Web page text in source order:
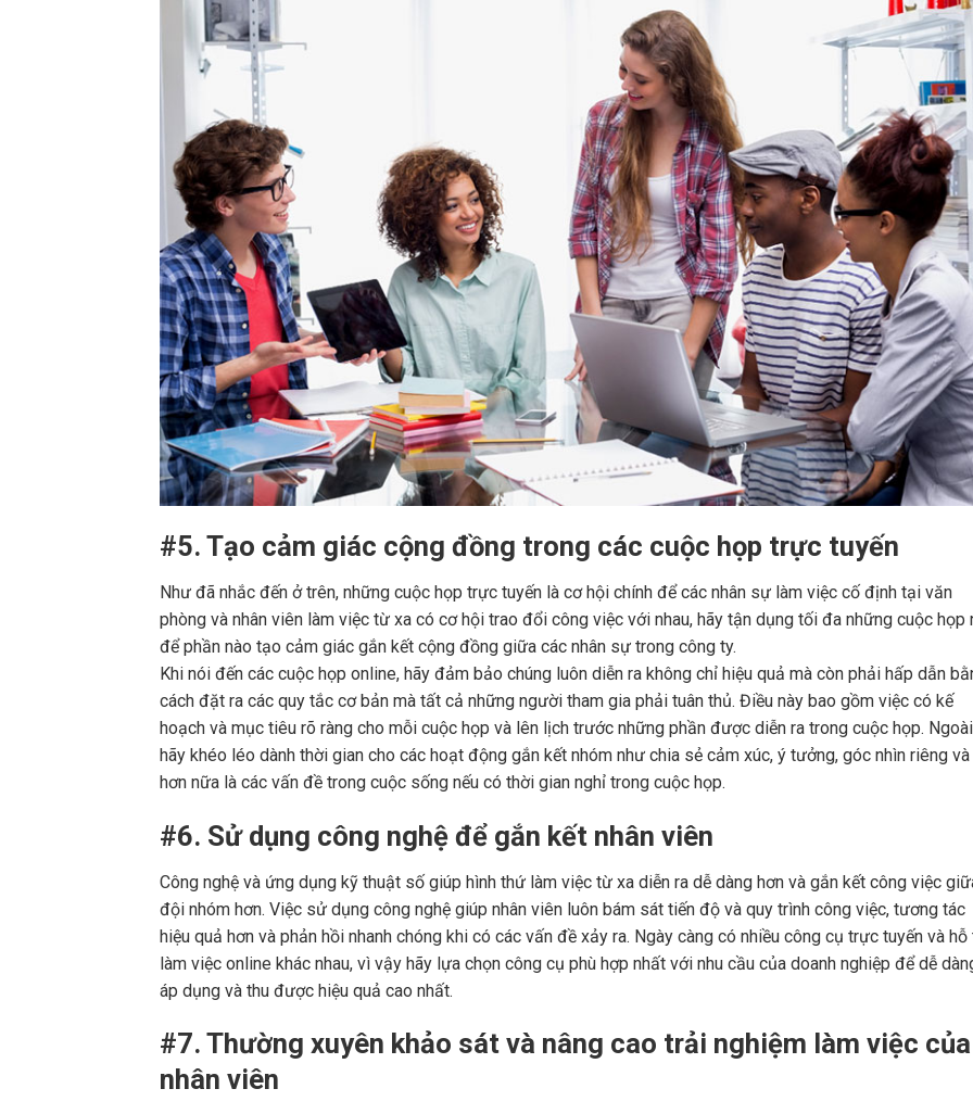
#5. Tạo cảm giác cộng đồng trong các cuộc họp trực tuyến
Như đã nhắc đến ở trên, những cuộc họp trực tuyến là cơ hội chính để các nhân sự làm việc cố định tại văn
phòng và nhân viên làm việc từ xa có cơ hội trao đổi công việc với nhau, hãy tận dụng tối đa những cuộc họp
để phần nào tạo cảm giác gắn kết cộng đồng giữa các nhân sự trong công ty.
Khi nói đến các cuộc họp online, hãy đảm bảo chúng luôn diễn ra không chỉ hiệu quả mà còn phải hấp dẫn
cách đặt ra các quy tắc cơ bản mà tất cả những người tham gia phải tuân thủ. Điều này bao gồm việc có kế
hoạch và mục tiêu rõ ràng cho mỗi cuộc họp và lên lịch trước những phần được diễn ra trong cuộc họp.
hãy khéo léo dành thời gian cho các hoạt động gắn kết nhóm như chia sẻ cảm xúc, ý tưởng, góc nhìn riêng và
hơn nữa là các vấn đề trong cuộc sống nếu có thời gian nghỉ trong cuộc họp.
#6. Sử dụng công nghệ để gắn kết nhân viên
Công nghệ và ứng dụng kỹ thuật số giúp hình thứ làm việc từ xa diễn ra dễ dàng hơn và gắn kết công việc
đội nhóm hơn. Việc sử dụng công nghệ giúp nhân viên luôn bám sát tiến độ và quy trình công việc, tương tác
hiệu quả hơn và phản hồi nhanh chóng khi có các vấn đề xảy ra. Ngày càng có nhiều công cụ trực tuyến và hỗ
làm việc online khác nhau, vì vậy hãy lựa chọn công cụ phù hợp nhất với nhu cầu của doanh nghiệp để dễ
áp dụng và thu được hiệu quả cao nhất.
#7. Thường xuyên khảo sát và nâng cao trải nghiệm làm việc của
nhân viên